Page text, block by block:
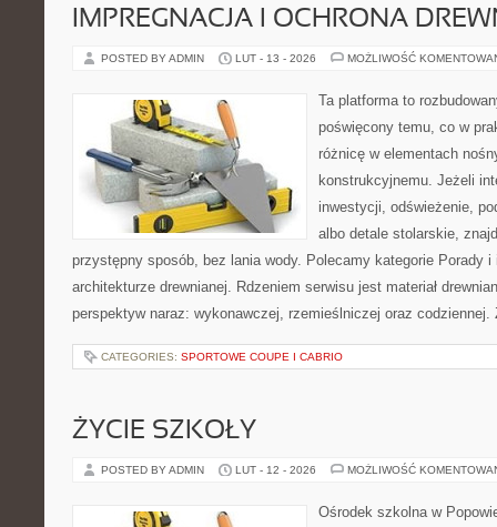
IMPREGNACJA I OCHRONA
POSTED BY ADMIN LUT - 13 - 2026 MOŻLIWOŚĆ
Ta platforma to
poświęcony temu, co w
różnicę w elementach
konstrukcyjnemu. Jeżeli
inwestycji, odświeżenie,
albo detale stolarskie,
przystępny sposób, bez lania wody. Polecamy kategorie Porady
architekturze drewnianej. Rdzeniem serwisu jest materiał
perspektyw naraz: wykonawczej, rzemieślniczej oraz
CATEGORIES: SPORTOWE COUPE I CABRIO
ŻYCIE SZKOŁY
POSTED BY ADMIN LUT - 12 - 2026 MOŻLIWOŚĆ
Ośrodek szkolna w